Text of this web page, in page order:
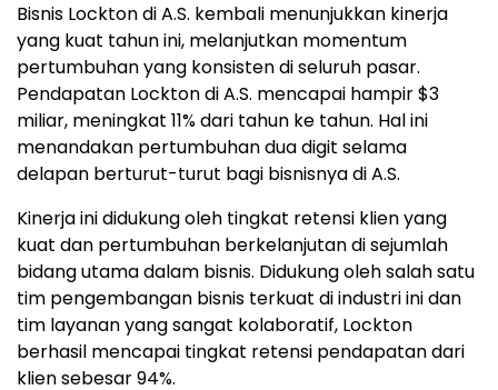
Bisnis Lockton di A.S. kembali menunjukkan kinerja
yang kuat tahun ini, melanjutkan momentum
pertumbuhan yang konsisten di seluruh pasar.
Pendapatan Lockton di A.S. mencapai hampir $3
miliar, meningkat 11% dari tahun ke tahun. Hal ini
menandakan pertumbuhan dua digit selama
delapan berturut-turut bagi bisnisnya di A.S.
Kinerja ini didukung oleh tingkat retensi klien yang
kuat dan pertumbuhan berkelanjutan di sejumlah
bidang utama dalam bisnis. Didukung oleh salah satu
tim pengembangan bisnis terkuat di industri ini dan
tim layanan yang sangat kolaboratif, Lockton
berhasil mencapai tingkat retensi pendapatan dari
klien sebesar 94%.